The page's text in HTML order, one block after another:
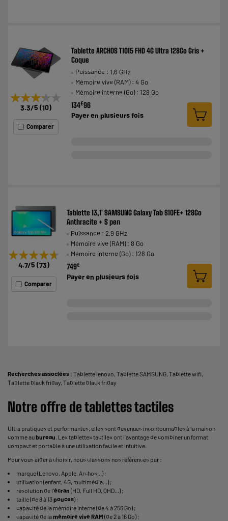
★★★★★
★★★★★
3.3/5 (10)
Comparer
Tablette ARCHOS T1015 FHD 4G Ultra 128Go Gris +
Coque
Puissance : 1,6 GHz
Mémoire vive (RAM) : 4 Go
Mémoire interne (Go) : 128 Go
134€96
Payer en plusieurs fois
★★★★★
★★★★★
4.7/5 (73)
Comparer
Tablette 13,1' SAMSUNG Galaxy Tab S10FE+ 128Go
Anthracite + S pen
Puissance : 2,9 GHz
Mémoire vive (RAM) : 8 Go
Mémoire interne (Go) : 128 Go
749€
Payer en plusieurs fois
Recherches associées : Tablette lenovo, Tablette SAMSUNG, Tablette wifi,
Tablette black friday, Tablette black friday
Notre offre de tablettes tactiles
Ultra pratiques et performantes, elles sont devenues incontournables à la maison
comme aubureau. Les tablettes tactiles ont l'avantage de combiner un format
compact et portable à une utilisation facile et intuitive.
Pour vous aider à choisir, nous classons nos références par :
marque (Lenovo, Apple, Archos...) ;
utilisation (enfant, 4G, multimédia...) ;
résolution de l'écran (HD, Full HD, QHD...) ;
taille (de 8 à 13pouces) ;
capacité de la mémoire interne (de 4 à 256 Go) ;
capacité de lamémoire vive RAM (de 2 à 16 Go) ;